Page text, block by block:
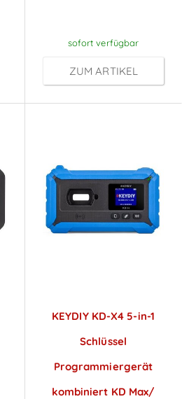
sofort verfügbar
ZUM ARTIKEL
KEYDIY KD-X4 5-in-1
Schlüssel
Programmiergerät
kombiniert KD Max/